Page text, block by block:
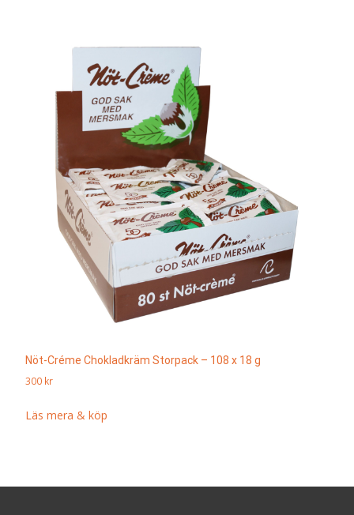
Nöt-Créme Chokladkräm Storpack – 108 x 18 g
300 kr
Läs mera & köp